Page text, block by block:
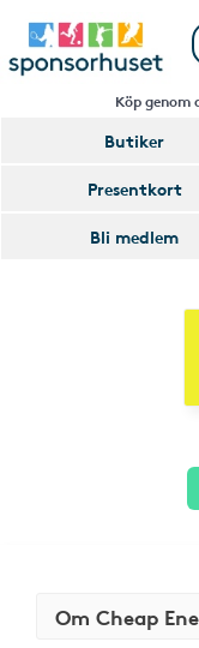
Köp genom
Butiker
Presentkort
Bli medlem
Om Cheap